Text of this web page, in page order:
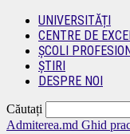
UNIVERSITĂȚI
CENTRE DE
ȘCOLI
ȘTIRI
DESPRE NOI
Căutați
Admiterea.md Ghid